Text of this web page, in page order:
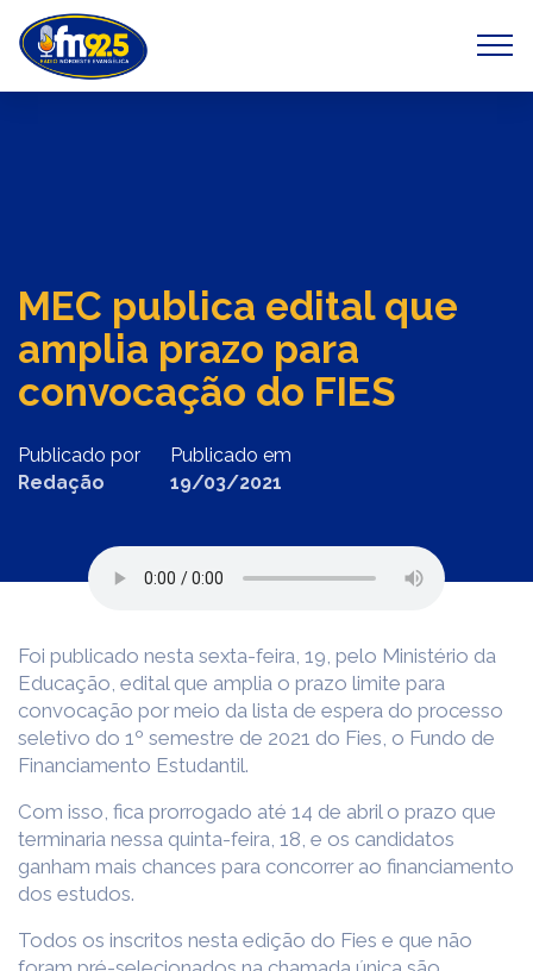
Previous Next
MEC publica edital que
amplia prazo para
convocação do FIES
Publicado por
Redação
Publicado em
19/03/2021
Foi publicado nesta sexta-feira, 19, pelo Ministério da
Educação, edital que amplia o prazo limite para
convocação por meio da lista de espera do processo
seletivo do 1º semestre de 2021 do Fies, o Fundo de
Financiamento Estudantil.
Com isso, fica prorrogado até 14 de abril o prazo que
terminaria nessa quinta-feira, 18, e os candidatos
ganham mais chances para concorrer ao financiamento
dos estudos.
Todos os inscritos nesta edição do Fies e que não